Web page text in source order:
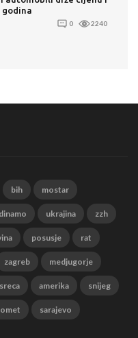
godina
0 2240
bih mostar
dinamo ukrajina zzh
posusje rat
zagreb medjugorje
amerika snijeg
sarajevo